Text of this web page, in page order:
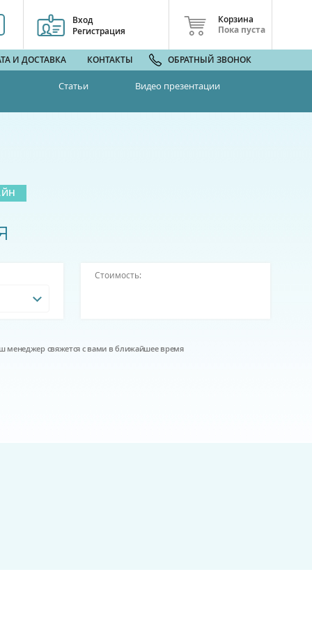
Вход
Регистрация
Корзина
Пока пуста
И ДОСТАВКА КОНТАКТЫ ОБРАТНЫЙ ЗВОНОК
Статьи Видео презентации
Стоимость:
менеджер свяжется с вами в ближайшее время